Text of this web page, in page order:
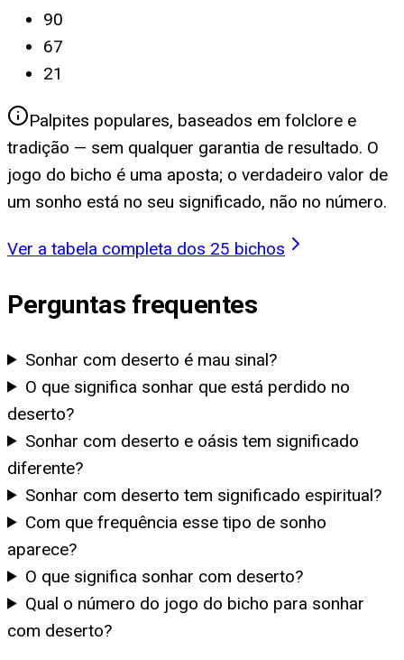
90
67
21
Palpites populares, baseados em folclore e
tradição — sem qualquer garantia de resultado. O
jogo do bicho é uma aposta; o verdadeiro valor de
um sonho está no seu significado, não no número.
Ver a tabela completa dos 25 bichos
Perguntas frequentes
Sonhar com deserto é mau sinal?
O que significa sonhar que está perdido no
deserto?
Sonhar com deserto e oásis tem significado
diferente?
Sonhar com deserto tem significado espiritual?
Com que frequência esse tipo de sonho
aparece?
O que significa sonhar com deserto?
Qual o número do jogo do bicho para sonhar
com deserto?